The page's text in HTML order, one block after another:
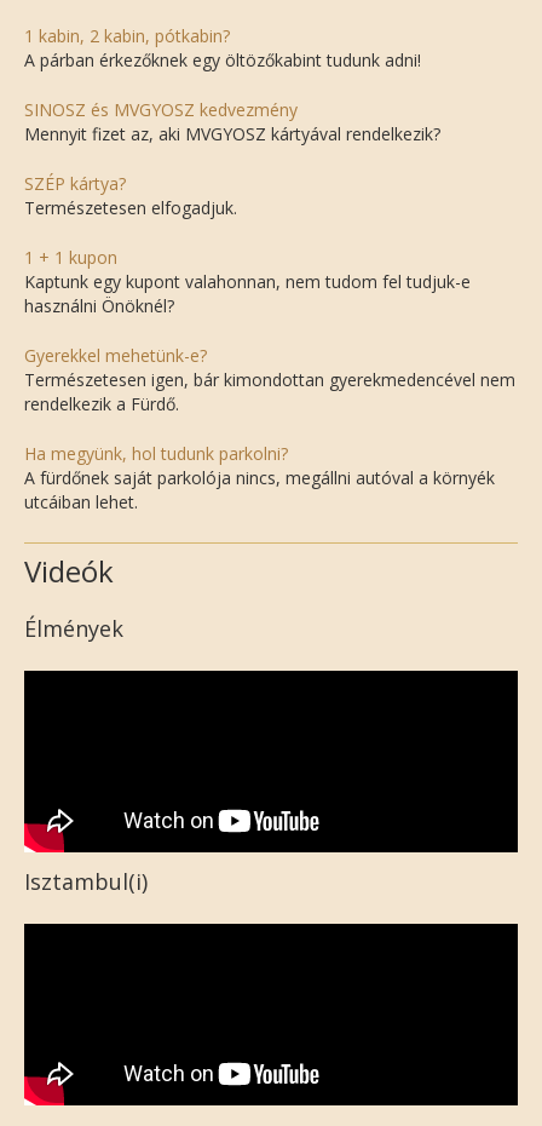
1 kabin, 2 kabin, pótkabin?
A párban érkezőknek egy öltözőkabint tudunk adni!
SINOSZ és MVGYOSZ kedvezmény
Mennyit fizet az, aki MVGYOSZ kártyával rendelkezik?
SZÉP kártya?
Természetesen elfogadjuk.
1 + 1 kupon
Kaptunk egy kupont valahonnan, nem tudom fel tudjuk-e
használni Önöknél?
Gyerekkel mehetünk-e?
Természetesen igen, bár kimondottan gyerekmedencével nem
rendelkezik a Fürdő.
Ha megyünk, hol tudunk parkolni?
A fürdőnek saját parkolója nincs, megállni autóval a környék
utcáiban lehet.
Videók
Élmények
Isztambul(i)